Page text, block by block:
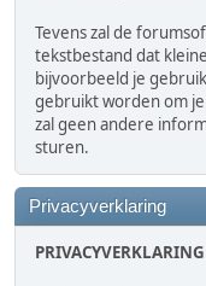
Tevens zal de
tekstbestand dat
bijvoorbeeld je
gebruikt worden om
zal geen andere
sturen.
Privacyverklaring
PRIVACYVERKLARING